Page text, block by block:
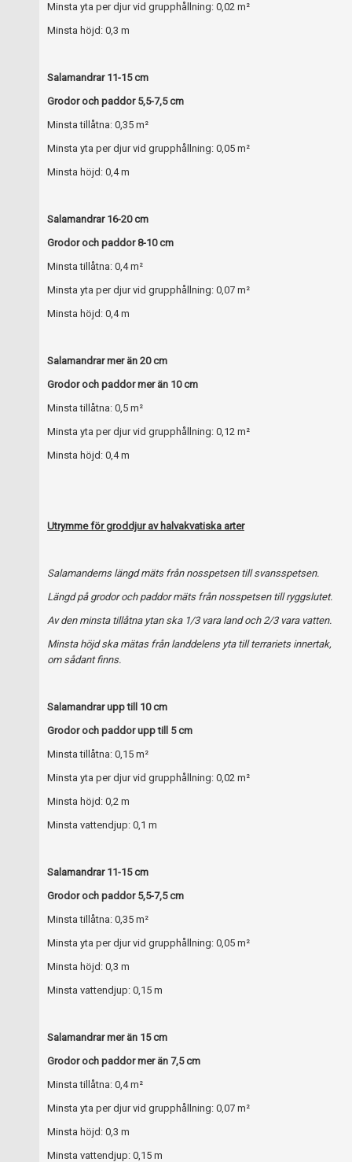
Minsta yta per djur vid grupphållning: 0,02 m²
Minsta höjd: 0,3 m
Salamandrar 11-15 cm
Grodor och paddor 5,5-7,5 cm
Minsta tillåtna: 0,35 m²
Minsta yta per djur vid grupphållning: 0,05 m²
Minsta höjd: 0,4 m
Salamandrar 16-20 cm
Grodor och paddor 8-10 cm
Minsta tillåtna: 0,4 m²
Minsta yta per djur vid grupphållning: 0,07 m²
Minsta höjd: 0,4 m
Salamandrar mer än 20 cm
Grodor och paddor mer än 10 cm
Minsta tillåtna: 0,5 m²
Minsta yta per djur vid grupphållning: 0,12 m²
Minsta höjd: 0,4 m
Utrymme för groddjur av halvakvatiska arter
Salamanderns längd mäts från nosspetsen till svansspetsen.
Längd på grodor och paddor mäts från nosspetsen till ryggslutet.
Av den minsta tillåtna ytan ska 1/3 vara land och 2/3 vara vatten.
Minsta höjd ska mätas från landdelens yta till terrariets innertak,
om sådant finns.
Salamandrar upp till 10 cm
Grodor och paddor upp till 5 cm
Minsta tillåtna: 0,15 m²
Minsta yta per djur vid grupphållning: 0,02 m²
Minsta höjd: 0,2 m
Minsta vattendjup: 0,1 m
Salamandrar 11-15 cm
Grodor och paddor 5,5-7,5 cm
Minsta tillåtna: 0,35 m²
Minsta yta per djur vid grupphållning: 0,05 m²
Minsta höjd: 0,3 m
Minsta vattendjup: 0,15 m
Salamandrar mer än 15 cm
Grodor och paddor mer än 7,5 cm
Minsta tillåtna: 0,4 m²
Minsta yta per djur vid grupphållning: 0,07 m²
Minsta höjd: 0,3 m
Minsta vattendjup: 0,15 m